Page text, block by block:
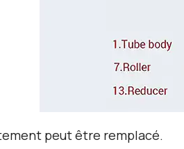
peut être remplacé.